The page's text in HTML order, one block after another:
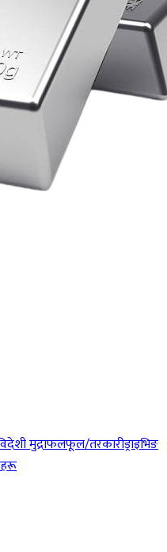
मुद्राफलफूल/तरकारीड्राइभिङ